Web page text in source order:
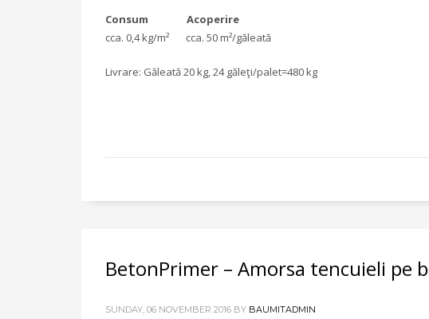
Consum Acoperire
cca. 0,4 kg/m² cca. 50 m²/găleată
Livrare: Găleată 20 kg, 24 găleţi/palet=480 kg
BetonPrimer – Amorsa tencuieli pe
SUNDAY, 06 NOVEMBER 2016 BY BAUMITADMIN